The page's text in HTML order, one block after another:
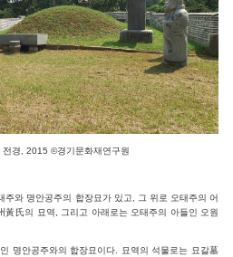
전경, 2015 ©경기문화재연구원
주와 명안공주의 합장묘가 있고, 그 위로 오태주의 어
氏의 묘역, 그리고 아래로는 오태주의 아들인 오원
명안공주와의 합장묘이다. 묘역의 석물로는 묘갈墓